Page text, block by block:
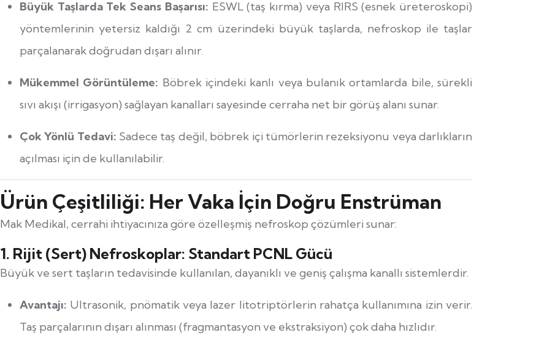
Büyük Taşlarda Tek Seans Başarısı: ESWL (taş kırma) veya RIRS (esnek üreteroskopi)
yöntemlerinin yetersiz kaldığı 2 cm üzerindeki büyük taşlarda, nefroskop ile taşlar
parçalanarak doğrudan dışarı alınır.
Mükemmel Görüntüleme: Böbrek içindeki kanlı veya bulanık ortamlarda bile, sürekli
sıvı akışı (irrigasyon) sağlayan kanalları sayesinde cerraha net bir görüş alanı sunar.
Çok Yönlü Tedavi: Sadece taş değil, böbrek içi tümörlerin rezeksiyonu veya darlıkların
açılması için de kullanılabilir.
Ürün Çeşitliliği: Her Vaka İçin Doğru Enstrüman
Mak Medikal, cerrahi ihtiyacınıza göre özelleşmiş nefroskop çözümleri sunar:
1. Rijit (Sert) Nefroskoplar: Standart PCNL Gücü
Büyük ve sert taşların tedavisinde kullanılan, dayanıklı ve geniş çalışma kanallı sistemlerdir.
Avantajı: Ultrasonik, pnömatik veya lazer litotriptörlerin rahatça kullanımına izin verir.
Taş parçalarının dışarı alınması (fragmantasyon ve ekstraksiyon) çok daha hızlıdır.